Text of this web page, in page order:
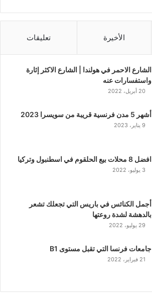
الأخيرة تعليقات
الشارع الاحمر في هولندا | الشارع الاكثر إثارة
واستفسارات عنه
20 أبريل، 2022
أشهر 5 مدن فرنسية قريبة من سويسرا 2023
9 يناير، 2023
افضل 8 محلات بيع الحلقوم في اسطنبول وتركيا
3 يوليو، 2022
أجمل الكنائس في باريس التي تجعلك تشعر
بالدهشة لشدة روعتها
29 يوليو، 2022
جامعات فرنسا التي تقبل مستوى B1
21 فبراير، 2022